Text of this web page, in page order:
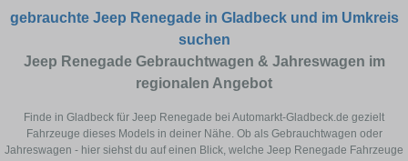
gebrauchte Jeep Renegade in Gladbeck und im Umkreis
suchen
Jeep Renegade Gebrauchtwagen & Jahreswagen im
regionalen Angebot
Finde in Gladbeck für Jeep Renegade bei Automarkt-Gladbeck.de gezielt
Fahrzeuge dieses Models in deiner Nähe. Ob als Gebrauchtwagen oder
Jahreswagen - hier siehst du auf einen Blick, welche Jeep Renegade Fahrzeuge